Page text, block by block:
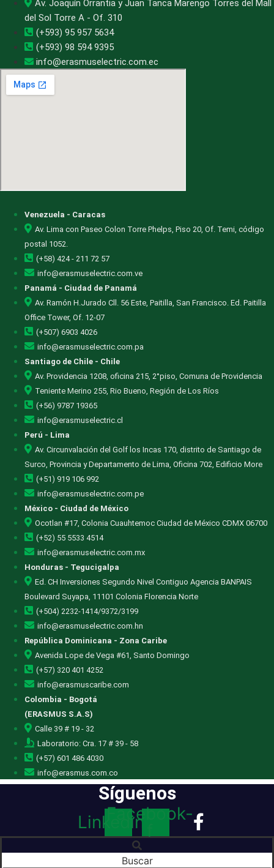
Av. Joaquín Orrantia y Juan Tanca Marengo Torres del Mall
del Sol Torre A - Of. 310
(+593) 95 957 5634
(+593) 98 594 9395
info@erasmuselectric.com.ec
Venezuela - Caracas
Av. Lima con Paseo Colon Torre Phelps, Piso 20, Of. Temi, código
postal 1052.
(+58) 424 - 211 72 57
info@erasmuselectric.com.ve
Panamá - Ciudad de Panamá
Av. Ramón H.Jurado Cll. 56 Este, Paitilla, San Francisco. Ed. Paitilla
Office Tower, Of. 12-07
(+507) 6903 4026
info@erasmuselectric.com.pa
Santiago de Chile - Chile
Av. Providencia 1208, oficina 215, 2°piso, Comuna de Providencia
Teniente Merino 255, Rio Bueno, Región de Los Ríos
(+56) 9787 19365
info@erasmuselectric.cl
Perú - Lima
Av. Circunvalación del Golf los Incas 170, distrito de Santiago de
Surco, Provincia y Departamento de Lima, Oficina 702, Edificio More
(+51) 919 106 992
info@erasmuselectric.com.pe
México - Ciudad de México
Ocotlan #17, Colonia Cuauhtemoc Ciudad de México CDMX 06700
(+52) 55 5533 4514
info@erasmuselectric.com.mx
Honduras - Tegucigalpa
Ed. CH Inversiones Segundo Nivel Contiguo Agencia BANPAIS
Boulevard Suyapa, 11101 Colonia Florencia Norte
(+504) 2232-1414/9372/3199
info@erasmuselectric.com.hn
República Dominicana - Zona Caribe
Avenida Lope de Vega #61, Santo Domingo
(+57) 320 401 4252
info@erasmuscaribe.com
Colombia - Bogotá
(ERASMUS S.A.S)
Calle 39 # 19 - 32
Laboratorio: Cra. 17 # 39 - 58
(+57) 601 486 4030
info@erasmus.com.co
Síguenos
Linkedin
Facebook-
f
Buscar